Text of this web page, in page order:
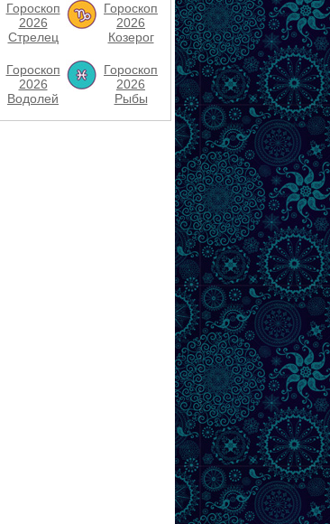
Гороскоп
2026
Стрелец
Гороскоп
2026
Козерог
Гороскоп
2026
Водолей
Гороскоп
2026
Рыбы